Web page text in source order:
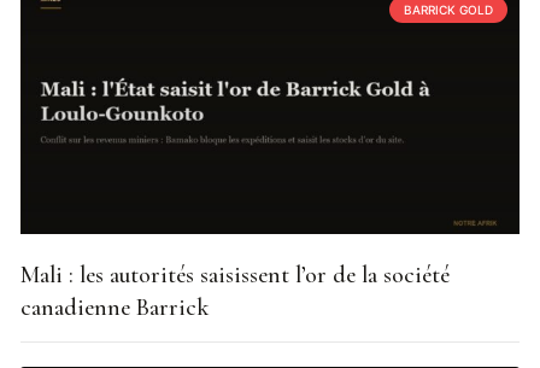
BARRICK GOLD
Mali : les autorités saisissent l’or de la société
canadienne Barrick